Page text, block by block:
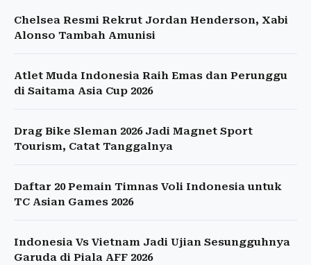
Chelsea Resmi Rekrut Jordan Henderson, Xabi
Alonso Tambah Amunisi
Atlet Muda Indonesia Raih Emas dan Perunggu
di Saitama Asia Cup 2026
Drag Bike Sleman 2026 Jadi Magnet Sport
Tourism, Catat Tanggalnya
Daftar 20 Pemain Timnas Voli Indonesia untuk
TC Asian Games 2026
Indonesia Vs Vietnam Jadi Ujian Sesungguhnya
Garuda di Piala AFF 2026